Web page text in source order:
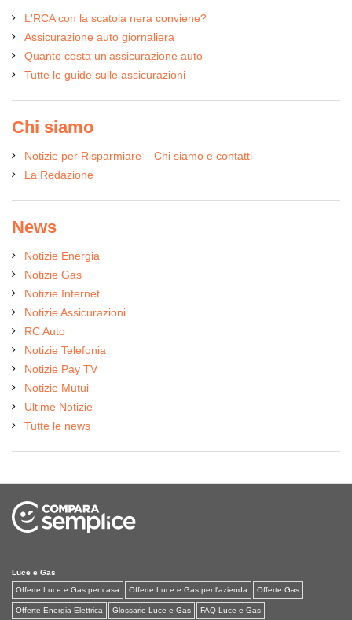
L'RCA con la scatola nera conviene?
Assicurazione auto giornaliera
Quanto costa un'assicurazione auto
Tutte le guide sulle assicurazioni
Chi siamo
Notizie per Risparmiare – Chi siamo e contatti
La Redazione
News
Notizie Energia
Notizie Gas
Notizie Internet
Notizie Assicurazioni
RC Auto
Notizie Telefonia
Notizie Pay TV
Notizie Mutui
Ultime Notizie
Tutte le news
Luce e Gas
Offerte Luce e Gas per casa
Offerte Luce e Gas per l'azienda Offerte Gas
Offerte Energia Elettrica Glossario Luce e Gas FAQ Luce e Gas